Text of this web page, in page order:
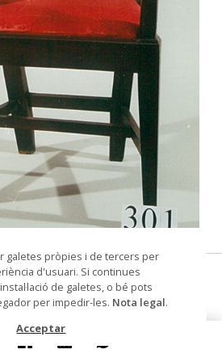
del Patrimoni de
de braços
1790-1804
galetes pròpies i de tercers per
d'usuari. Si continues
de galetes, o bé pots
per impedir-les. Nota legal.
Acceptar